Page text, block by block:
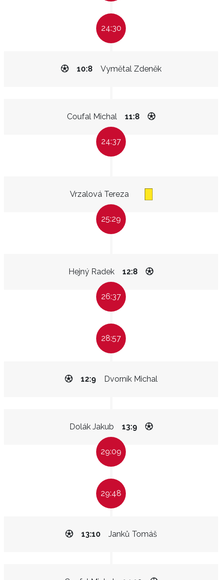
24:30
Vymětal Zdeněk
10:8
Coufal Michal 11:8
24:37
Vrzalová Tereza
25:29
Hejný Radek 12:8
26:37
28:57
Dvorník Michal
12:9
Dolák Jakub 13:9
29:09
29:48
Janků Tomáš
13:10